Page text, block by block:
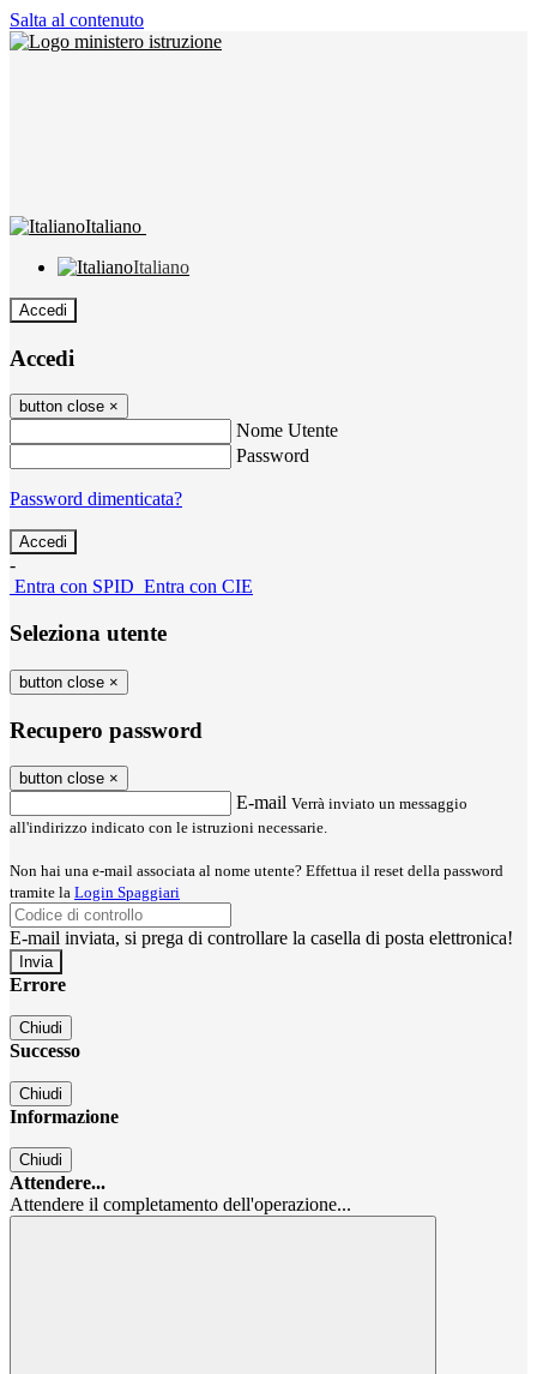
Salta al contenuto
Italiano
Italiano
Accedi
Accedi
button close ×
Nome Utente
Password
Password dimenticata?
-
Entra con SPID Entra con CIE
Seleziona utente
button close ×
Recupero password
button close ×
E-mail Verrà inviato un messaggio
all'indirizzo indicato con le istruzioni necessarie.
Non hai una e-mail associata al nome utente? Effettua il reset della password
tramite la Login Spaggiari
E-mail inviata, si prega di controllare la casella di posta elettronica!
Errore
Chiudi
Successo
Chiudi
Informazione
Chiudi
Attendere...
Attendere il completamento dell'operazione...